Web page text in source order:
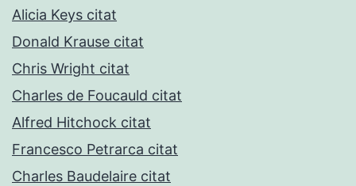
Alicia Keys citat
Donald Krause citat
Chris Wright citat
Charles de Foucauld citat
Alfred Hitchock citat
Francesco Petrarca citat
Charles Baudelaire citat